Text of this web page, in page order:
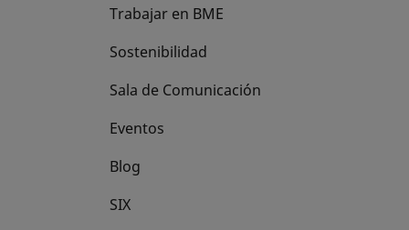
Trabajar en BME
Sostenibilidad
Sala de Comunicación
Eventos
Blog
SIX
se abre en una pestaña nueva